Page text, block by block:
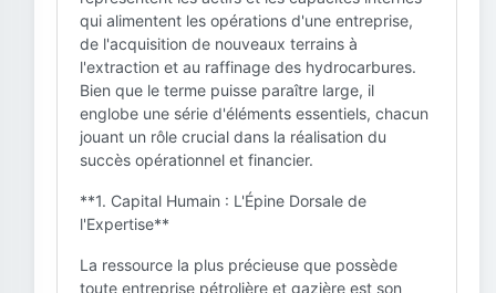
qui alimentent les opérations d'une entreprise,
de l'acquisition de nouveaux terrains à
l'extraction et au raffinage des hydrocarbures.
Bien que le terme puisse paraître large, il
englobe une série d'éléments essentiels, chacun
jouant un rôle crucial dans la réalisation du
succès opérationnel et financier.
**1. Capital Humain : L'Épine Dorsale de
l'Expertise**
La ressource la plus précieuse que possède
toute entreprise pétrolière et gazière est son